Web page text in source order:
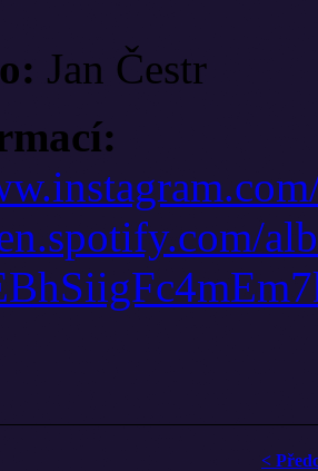
Jan Čestr
<